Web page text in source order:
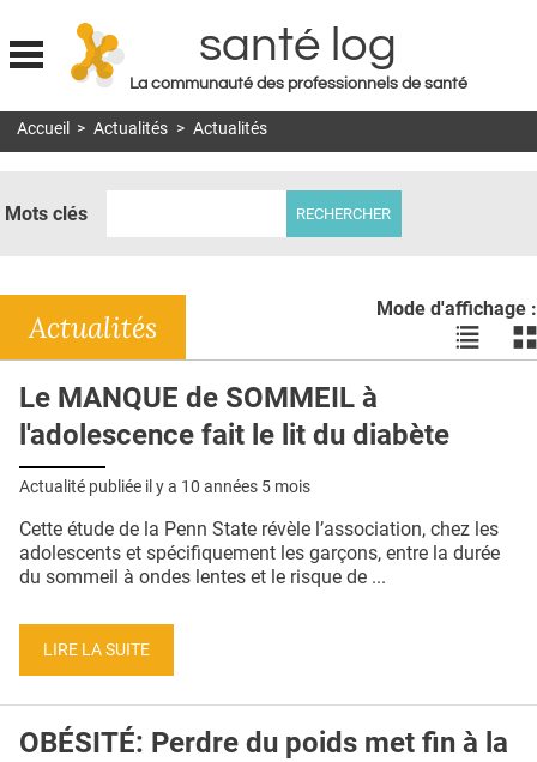
Jump to navigation
santé log
La communauté des professionnels de santé
MON COMPTE
DOSSIERS
RÉSEAUX
E-REVUE SAD
QUI SOMMES-NOUS ?
CONDITIONS GÉNÉRALES
CRÉDITS
Accueil > Actualités > Actualités
Mots clés
Mode d'affichage :
Voir
les
les
Actualités
Le MANQUE de SOMMEIL à
l'adolescence fait le lit du diabète
Actualité publiée il y a 10 années 5 mois
Cette étude de la Penn State révèle l’association, chez les
adolescents et spécifiquement les garçons, entre la durée
du sommeil à ondes lentes et le risque de ...
LIRE LA SUITE
OBÉSITÉ: Perdre du poids met fin à la